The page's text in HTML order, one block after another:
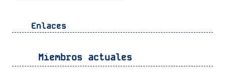
Enlaces
Miembros actuales